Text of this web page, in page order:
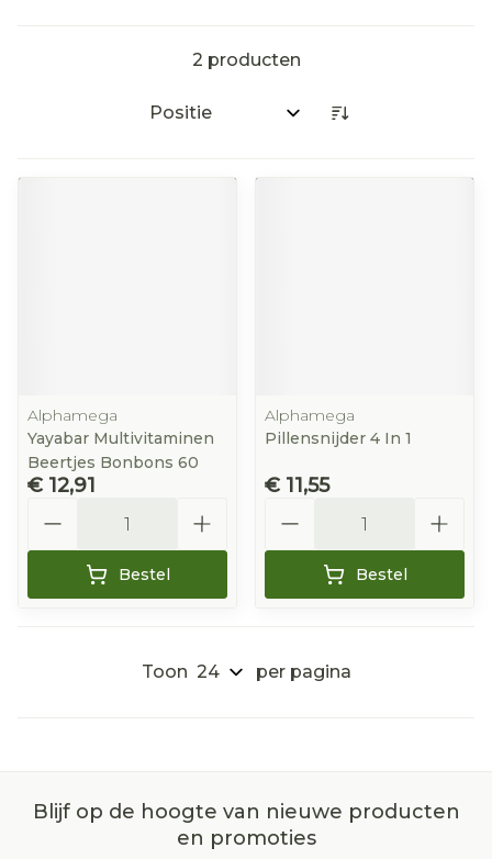
2 producten
Sorteer op:
Alphamega
Yayabar Multivitaminen
Beertjes Bonbons 60
€ 12,91
Bestel
Alphamega
Pillensnijder 4 In 1
€ 11,55
Bestel
Toon per pagina
Blijf op de hoogte van nieuwe producten
en promoties